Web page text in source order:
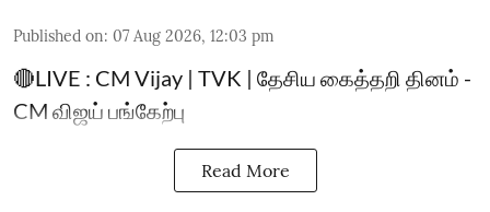
Published on: 07 Aug 2026, 12:03 pm
🔴LIVE : CM Vijay | TVK | தேசிய கைத்தறி தினம் -
CM விஜய் பங்கேற்பு
Read More